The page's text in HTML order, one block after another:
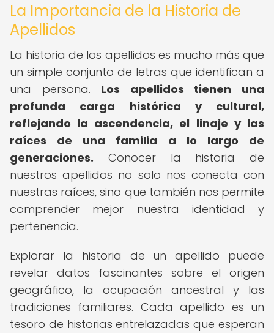
La Importancia de la Historia de
Apellidos
La historia de los apellidos es mucho más que
un simple conjunto de letras que identifican a
una persona. Los apellidos tienen una
profunda carga histórica y cultural,
reflejando la ascendencia, el linaje y las
raíces de una familia a lo largo de
generaciones. Conocer la historia de
nuestros apellidos no solo nos conecta con
nuestras raíces, sino que también nos permite
comprender mejor nuestra identidad y
pertenencia.
Explorar la historia de un apellido puede
revelar datos fascinantes sobre el origen
geográfico, la ocupación ancestral y las
tradiciones familiares. Cada apellido es un
tesoro de historias entrelazadas que esperan